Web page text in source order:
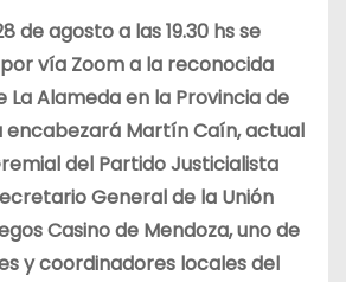
de agosto a las 19.30 hs se
vía Zoom a la reconocida
La Alameda en la Provincia de
encabezará Martín Caín, actual
del Partido Justicialista
General de la Unión
Casino de Mendoza, uno de
y coordinadores locales del